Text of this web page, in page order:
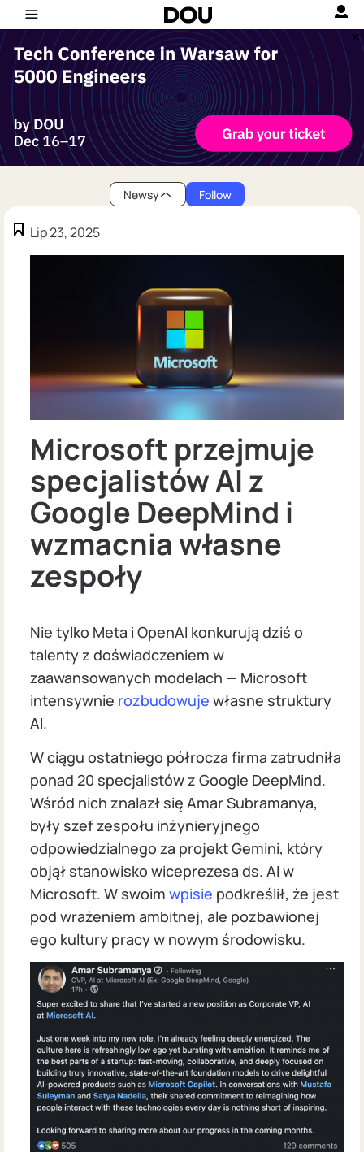
Newsy Follow
Lip 23, 2025
Microsoft przejmuje
specjalistów AI z
Google DeepMind i
wzmacnia własne
zespoły
Nie tylko Meta i OpenAI konkurują dziś o
talenty z doświadczeniem w
zaawansowanych modelach — Microsoft
intensywnie rozbudowuje własne struktury
AI.
W ciągu ostatniego półrocza firma zatrudniła
ponad 20 specjalistów z Google DeepMind.
Wśród nich znalazł się Amar Subramanya,
były szef zespołu inżynieryjnego
odpowiedzialnego za projekt Gemini, który
objął stanowisko wiceprezesa ds. AI w
Microsoft. W swoim wpisie podkreślił, że jest
pod wrażeniem ambitnej, ale pozbawionej
ego kultury pracy w nowym środowisku.